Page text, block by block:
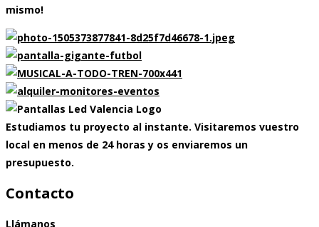
mismo!
Estudiamos tu proyecto al instante. Visitaremos vuestro
local en menos de 24 horas y os enviaremos un
presupuesto.
Contacto
Llámanos